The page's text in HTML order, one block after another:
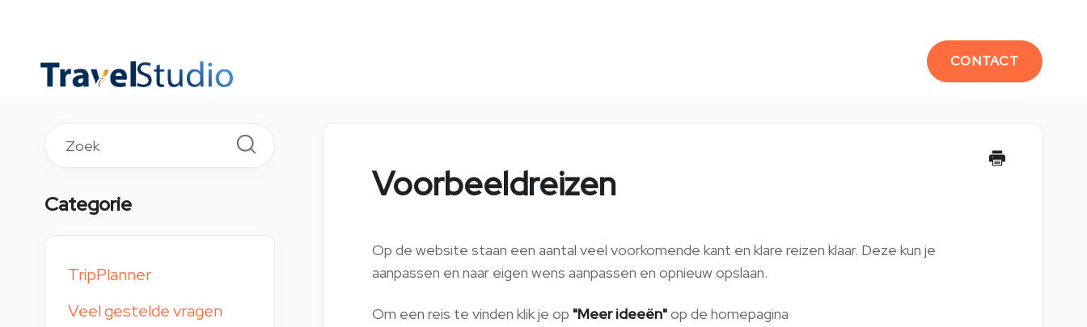
CONTACT
Voorbeeldreizen
Op de website staan een aantal veel voorkomende kant en klare reizen klaar. Deze kun je
aanpassen en naar eigen wens aanpassen en opnieuw opslaan.
Om een reis te vinden klik je op "Meer ideeën"op de homepagina
Categorie
TripPlanner
Veel gestelde vragen